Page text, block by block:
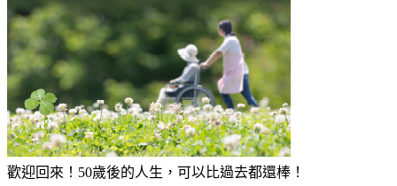
歡迎回來！50歲後的人生，可以比過去都還棒！